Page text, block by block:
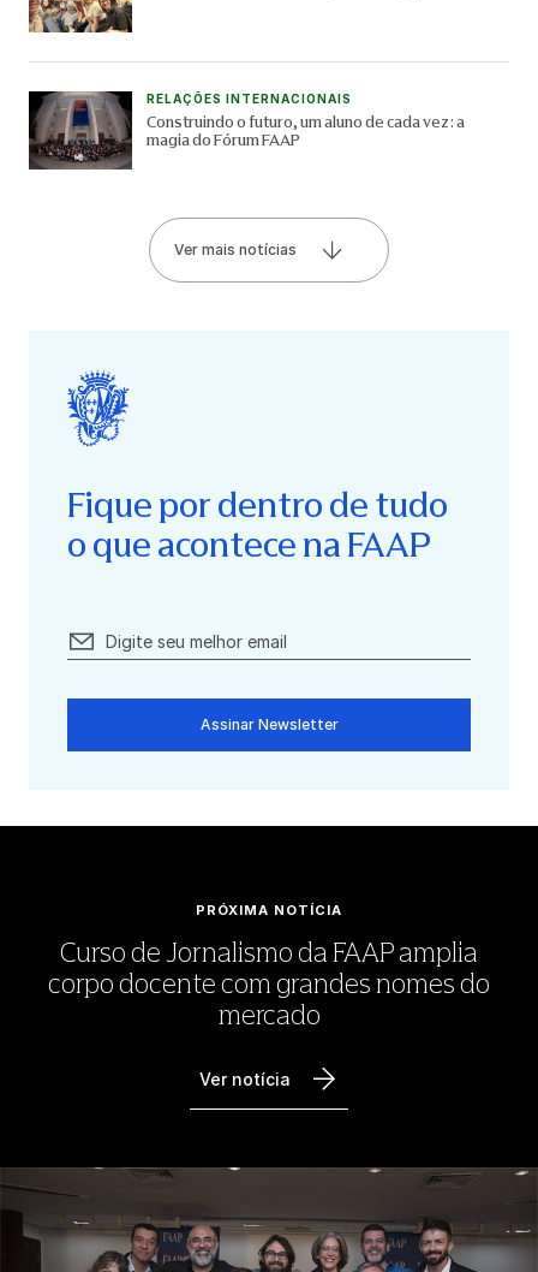
RELAÇÕES INTERNACIONAIS
Construindo o futuro, um aluno de cada vez: a
magia do Fórum FAAP
Ver mais notícias
Fique por dentro de tudo
o que acontece na FAAP
Assinar Newsletter
PRÓXIMA NOTÍCIA
Curso de Jornalismo da FAAP amplia
corpo docente com grandes nomes do
mercado
Ver notícia